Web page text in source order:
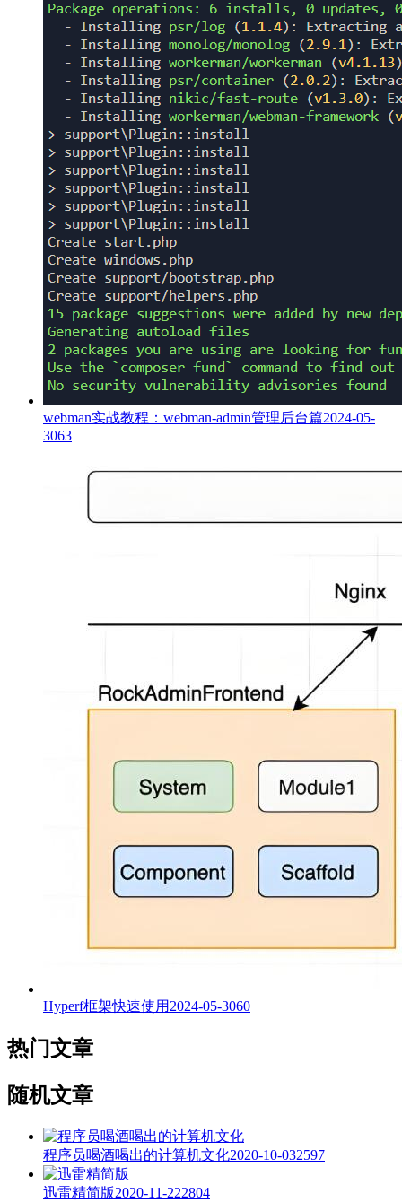
webman实战教程：webman-admin管理后台篇2024-05-
3063
Hyperf框架快速使用 2024-05-3060
热门文章
随机文章
程序员喝酒喝出的计算机文化2020-10-032597
迅雷精简版2020-11-222804